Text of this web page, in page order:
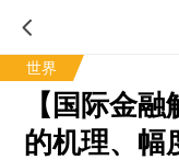
世界
【国际金
的机理、幅